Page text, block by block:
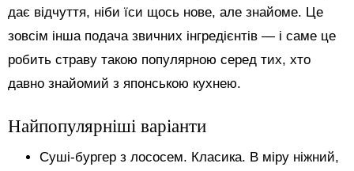
дає відчуття, ніби їси щось нове, але знайоме. Це
зовсім інша подача звичних інгредієнтів — і саме це
робить страву такою популярною серед тих, хто
давно знайомий з японською кухнею.
Найпопулярніші варіанти
Суші-бургер з лососем. Класика. В міру ніжний,